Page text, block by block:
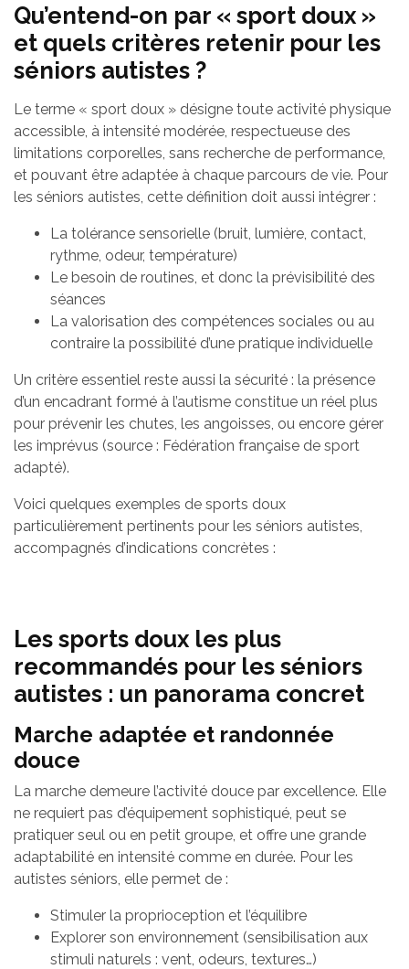
Qu’entend-on par « sport doux »
et quels critères retenir pour les
séniors autistes ?
Le terme « sport doux » désigne toute activité physique
accessible, à intensité modérée, respectueuse des
limitations corporelles, sans recherche de performance,
et pouvant être adaptée à chaque parcours de vie. Pour
les séniors autistes, cette définition doit aussi intégrer :
La tolérance sensorielle (bruit, lumière, contact,
rythme, odeur, température)
Le besoin de routines, et donc la prévisibilité des
séances
La valorisation des compétences sociales ou au
contraire la possibilité d’une pratique individuelle
Un critère essentiel reste aussi la sécurité : la présence
d’un encadrant formé à l’autisme constitue un réel plus
pour prévenir les chutes, les angoisses, ou encore gérer
les imprévus (source : Fédération française de sport
adapté).
Voici quelques exemples de sports doux
particulièrement pertinents pour les séniors autistes,
accompagnés d’indications concrètes :
Les sports doux les plus
recommandés pour les séniors
autistes : un panorama concret
Marche adaptée et randonnée
douce
La marche demeure l’activité douce par excellence. Elle
ne requiert pas d’équipement sophistiqué, peut se
pratiquer seul ou en petit groupe, et offre une grande
adaptabilité en intensité comme en durée. Pour les
autistes séniors, elle permet de :
Stimuler la proprioception et l’équilibre
Explorer son environnement (sensibilisation aux
stimuli naturels : vent, odeurs, textures…)